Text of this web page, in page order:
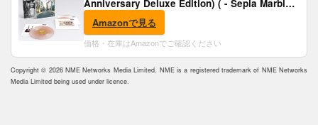
Anniversary Deluxe Edition) ( - Sepia Marble
Vinyl) [Analog]
Amazonで見る
価格・在庫はAmazonでご確認ください
Copyright © 2026 NME Networks Media Limited. NME is a registered trademark of NME Networks
Media Limited being used under licence.